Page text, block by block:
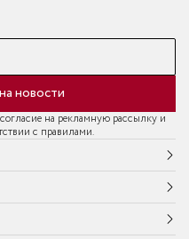
новости
на рекламную рассылку и
с правилами.